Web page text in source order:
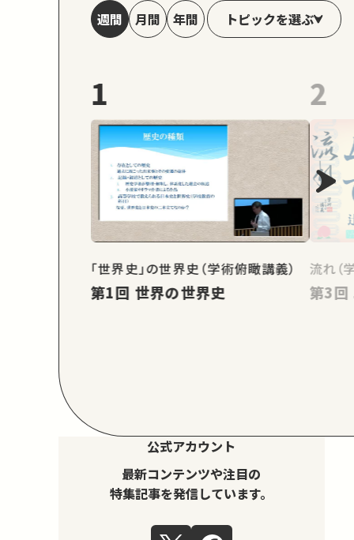
週間 月間 年間 トピックを選ぶ
1
「世界史」の世界史（学術俯瞰講義）
第1回 世界の世界史
2
流れ（
公式アカウント
最新コンテンツや注目の
特集記事を発信しています。